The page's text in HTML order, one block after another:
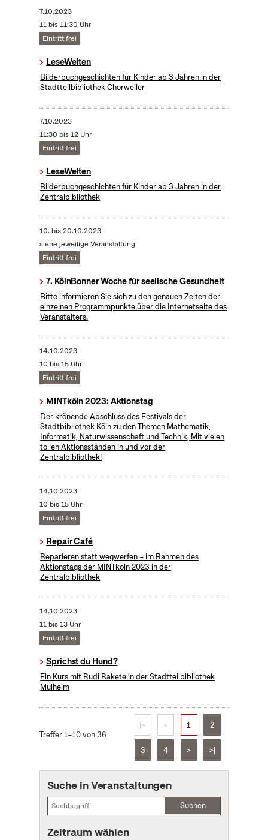
7.10.2023
11 bis 11:30 Uhr
Eintritt frei
LeseWelten
Bilderbuchgeschichten für Kinder ab 3 Jahren in der
Stadtteilbibliothek Chorweiler
7.10.2023
11:30 bis 12 Uhr
Eintritt frei
LeseWelten
Bilderbuchgeschichten für Kinder ab 3 Jahren in der
Zentralbibliothek
10. bis20.10.2023
siehe jeweilige Veranstaltung
Eintritt frei
7. KölnBonner Woche für seelische Gesundheit
Bitte informieren Sie sich zu den genauen Zeiten der
einzelnen Programmpunkte über die Internetseite des
Veranstalters.
14.10.2023
10 bis 15 Uhr
Eintritt frei
MINTköln 2023: Aktionstag
Der krönende Abschluss des Festivals der
Stadtbibliothek Köln zu den Themen Mathematik,
Informatik, Naturwissenschaft und Technik, Mit vielen
tollen Aktionsständen in und vor der
Zentralbibliothek!
14.10.2023
10 bis 15 Uhr
Eintritt frei
Repair Café
Reparieren statt wegwerfen – im Rahmen des
Aktionstags der MINTköln 2023 in der
Zentralbibliothek
14.10.2023
11 bis 13 Uhr
Eintritt frei
Sprichst du Hund?
Ein Kurs mit Rudi Rakete in der Stadtteilbibliothek
Mülheim
Treffer 1–10 von 36
|< < 1 2
3 4 > >|
Suche in Veranstaltungen
Suchen
Zeitraum wählen